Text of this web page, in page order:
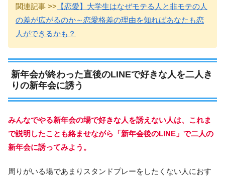
関連記事 >> 【恋愛】大学生はなぜモテる人と非モテの人
の差が広がるのか～恋愛格差の理由を知ればあなたも恋
人ができるかも？
新年会が終わった直後のLINEで好きな人を二人き
りの新年会に誘う
みんなでやる新年会の場で好きな人を誘えない人は、これま
で説明したことも絡ませながら「新年会後のLINE」で二人の
新年会に誘ってみよう。
周りがいる場であまりスタンドプレーをしたくない人におす